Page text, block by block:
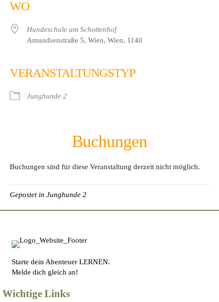
WO
Hundeschule am Schottenhof
Amundsenstraße 5, Wien, Wien, 1140
VERANSTALTUNGSTYP
Junghunde 2
Buchungen
Buchungen sind für diese Veranstaltung derzeit nicht möglich.
Gepostet in Junghunde 2
Starte dein Abenteuer LERNEN.
Melde dich gleich an!
Wichtige Links